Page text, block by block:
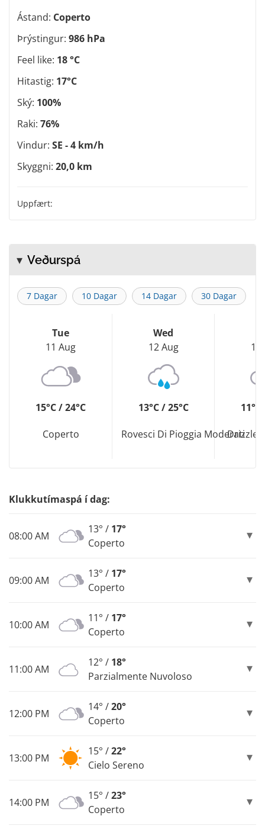
Ástand: Coperto
Þrýstingur: 986 hPa
Feel like: 18 °C
Hitastig: 17°C
Ský: 100%
Raki: 76%
Vindur: SE - 4 km/h
Skyggni: 20,0 km
Uppfært:
Veðurspá
7 Dagar 10 Dagar 14 Dagar 30 Dagar
Tue
11 Aug
15°C / 24°C
Coperto
Wed
12 Aug
13°C / 25°C
Rovesci Di Pioggia Moderati
13
11°C
Drizzle
Klukkutímaspá í dag:
08:00 AM
13° / 17°
Coperto
09:00 AM
13° / 17°
Coperto
10:00 AM
11° / 17°
Coperto
11:00 AM
12° / 18°
Parzialmente Nuvoloso
12:00 PM
14° /20°
Coperto
13:00 PM
15° /22°
Cielo Sereno
14:00 PM
15° /23°
Coperto